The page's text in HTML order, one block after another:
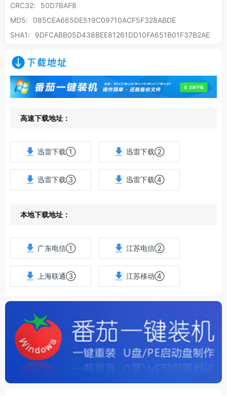
CRC32:
50D7BAF8
MD5:
085CEA665DE519C09710ACF5F328ABDE
SHA1:
9DFCABB05D438BEE81261DD10FA651B01F37B2AE
下载地址
高速下载地址：
迅雷下载① 迅雷下载②
迅雷下载③ 迅雷下载④
本地下载地址：
广东电信① 江苏电信②
上海联通③ 江苏移动④